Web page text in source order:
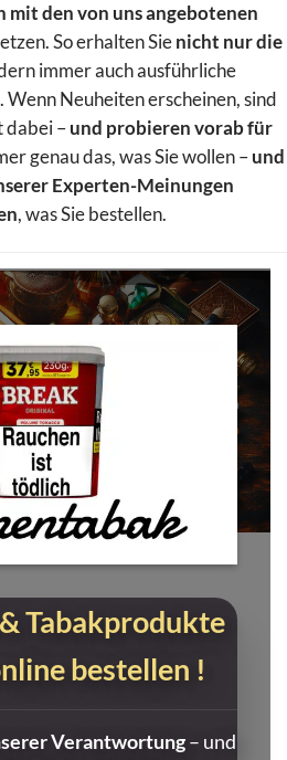
mit den von uns angebotenen
So erhalten Sienicht nur die
immer auch ausführliche
Neuheiten erscheinen, sind
dabei –und probieren vorab für
genau das, was Sie wollen –und
Experten-Meinungen
, was Sie bestellen.
Tabakprodukte
bestellen !
Verantwortung– und